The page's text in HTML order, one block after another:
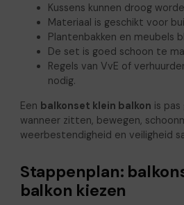
Kussens kunnen droog
Materiaal is geschikt voor
Plantenbakken en meubels
De set is goed schoon te
Regels van VvE of
nodig.
Een balkonset klein balkon is
wanneer zitten, bewegen,
weerbestendigheid en veiligheid
Stappenplan:
balkon kiezen